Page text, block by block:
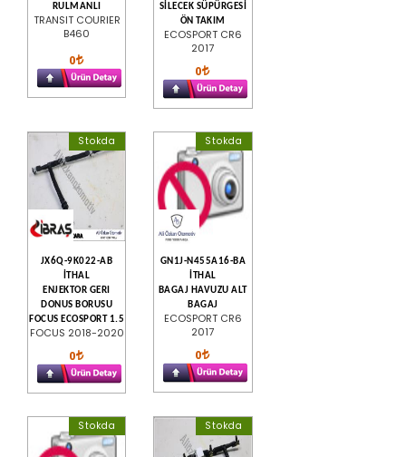
RULMANLI
TRANSIT COURIER
B460
0
SİLECEK SÜPÜRGESİ
ÖN TAKIM
ECOSPORT CR6
2017
0
Stokda
JX6Q-9K022-AB
İTHAL
ENJEKTOR GERI
DONUS BORUSU
FOCUS ECOSPORT 1.5
FOCUS 2018-2020
0
Stokda
GN1J-N455A16-BA
İTHAL
BAGAJ HAVUZU ALT
BAGAJ
ECOSPORT CR6
2017
0
Stokda Stokda